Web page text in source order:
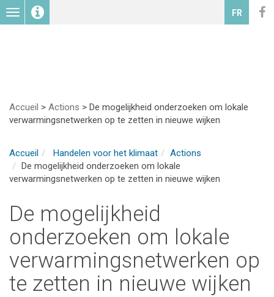
Toggle
navigation
FR
Accueil > Actions > De mogelijkheid onderzoeken om lokale
verwarmingsnetwerken op te zetten in nieuwe wijken
Accueil Handelen voor het klimaat
Actions
De mogelijkheid onderzoeken om lokale
verwarmingsnetwerken op te zetten in nieuwe wijken
De mogelijkheid
onderzoeken om lokale
verwarmingsnetwerken op
te zetten in nieuwe wijken